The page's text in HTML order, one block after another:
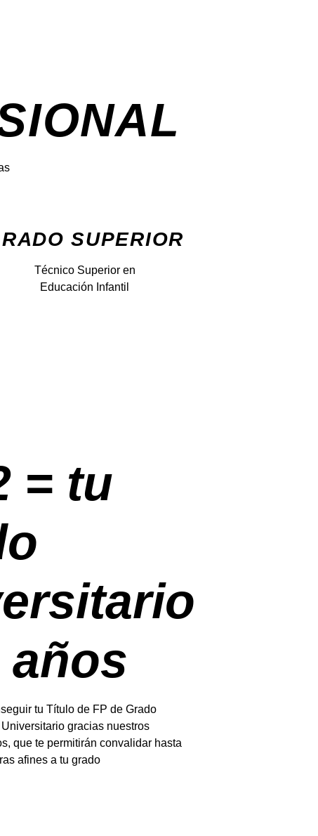
SUPERIOR
Técnico Superior en
Educación Infantil
= tu
años
tu Título de FP de Grado
gracias nuestros
que te permitirán convalidar hasta
afines a tu grado